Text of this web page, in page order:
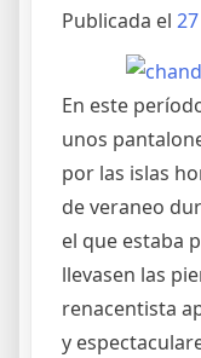
Publicada el
En este
unos
por las islas
de veraneo
el que estaba
llevasen las
renacentista
y